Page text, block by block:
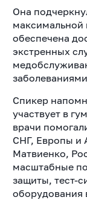
Она
максимальной
обеспечена
экстренных
Спикер
участвует в
врачи
СНГ, Европы и
Матвиенко,
масштабные
защиты, тест-
оборудования